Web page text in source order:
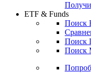
ETF & Funds
Поиск
Поиск